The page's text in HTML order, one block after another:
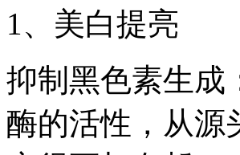
1、美白提亮
抑制黑色素生成
酶的活性，从源